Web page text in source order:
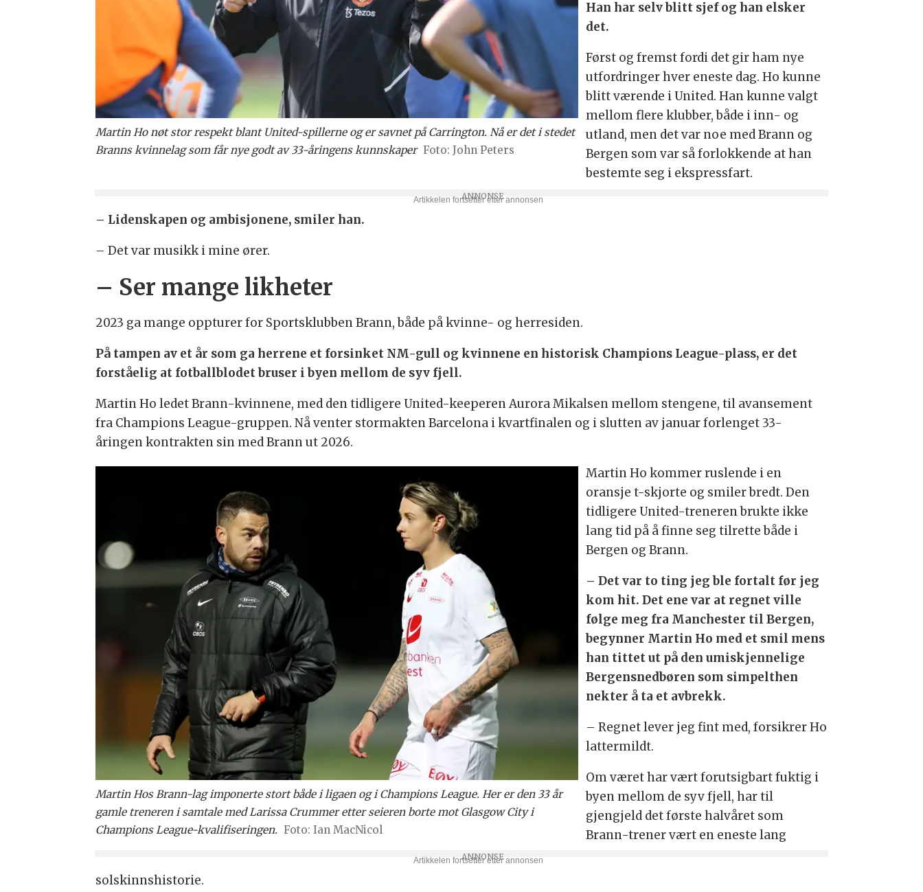
Martin Ho nøt stor respekt blant United-spillerne og er savnet på Carrington. Nå er det i stedet
Branns kvinnelag som får nye godt av 33-åringens kunnskaper
John Peters
Han har selv blitt sjef og han elsker
det.
Først og fremst fordi det gir ham nye
utfordringer hver eneste dag. Ho kunne
blitt værende i United. Han kunne valgt
mellom flere klubber, både i inn- og
utland, men det var noe med Brann og
Bergen som var så forlokkende at han
bestemte seg i ekspressfart.
– Lidenskapen og ambisjonene, smiler han.
– Det var musikk i mine ører.
– Ser mange likheter
2023 ga mange oppturer for Sportsklubben Brann, både på kvinne- og herresiden.
På tampen av et år som ga herrene et forsinket NM-gull og kvinnene en historisk Champions League-plass, er det
forståelig at fotballblodet bruser i byen mellom de syv fjell.
Martin Ho ledet Brann-kvinnene, med den tidligere United-keeperen Aurora Mikalsen mellom stengene, til avansement
fra Champions League-gruppen. Nå venter stormakten Barcelona i kvartfinalen og i slutten av januar forlenget 33-
åringen kontrakten sin med Brann ut 2026.
Martin Hos Brann-lag imponerte stort både i ligaen og i Champions League. Her er den 33 år
gamle treneren i samtale med Larissa Crummer etter seieren borte mot Glasgow City i
Champions League-kvalifiseringen.
Ian MacNicol
Martin Ho kommer ruslende i en
oransje t-skjorte og smiler bredt. Den
tidligere United-treneren brukte ikke
lang tid på å finne seg tilrette både i
Bergen og Brann.
– Det var to ting jeg ble fortalt før jeg
kom hit. Det ene var at regnet ville
følge meg fra Manchester til Bergen,
begynner Martin Ho med et smil mens
han tittet ut på den umiskjennelige
Bergensnedbøren som simpelthen
nekter å ta et avbrekk.
– Regnet lever jeg fint med, forsikrer Ho
lattermildt.
Om været har vært forutsigbart fuktig i
byen mellom de syv fjell, har til
gjengjeld det første halvåret som
Brann-trener vært en eneste lang
solskinnshistorie.